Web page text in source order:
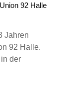
92 Halle
Jahren
92 Halle.
der